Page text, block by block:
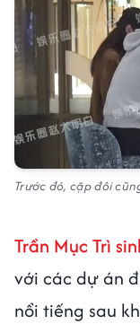
Trước đó, cặp đôi
Trần Mục Trì
với các dự án
nổi tiếng sau